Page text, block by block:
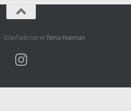
- Diseñado con elTema Hueman